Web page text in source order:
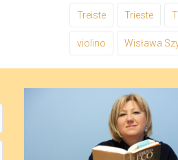
Treiste Trieste
violino Wisława